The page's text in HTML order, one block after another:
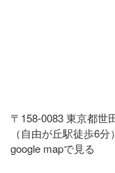
〒158-0083 東京都世
（自由が丘駅徒歩6分）
google mapで見る